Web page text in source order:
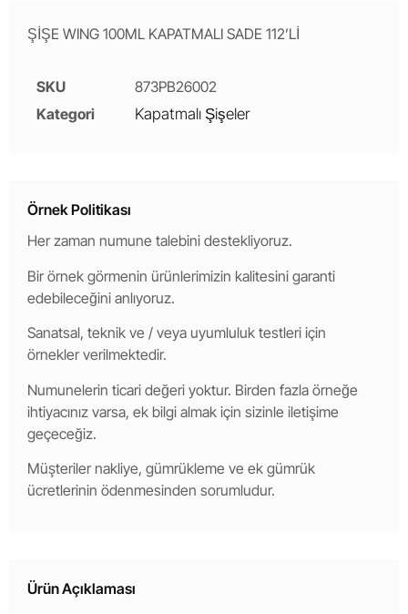
ŞİŞE WING 100ML KAPATMALI SADE 112’Lİ
SKU
873PB26002
Kategori
Kapatmalı Şişeler
Örnek Politikası
Her zaman numune talebini destekliyoruz.
Bir örnek görmenin ürünlerimizin kalitesini garanti
edebileceğini anlıyoruz.
Sanatsal, teknik ve / veya uyumluluk testleri için
örnekler verilmektedir.
Numunelerin ticari değeri yoktur. Birden fazla örneğe
ihtiyacınız varsa, ek bilgi almak için sizinle iletişime
geçeceğiz.
Müşteriler nakliye, gümrükleme ve ek gümrük
ücretlerinin ödenmesinden sorumludur.
Ürün Açıklaması